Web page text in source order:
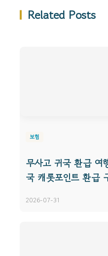
Related Posts
보험
무사고 귀국 환급 여
국 캐롯포인트 환급
2026-07-31